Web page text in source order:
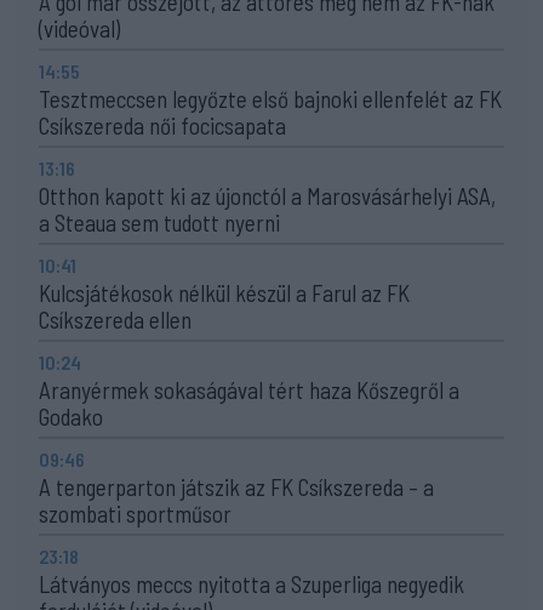
(videóval)
14:55
Tesztmeccsen legyőzte első bajnoki ellenfelét az FK
Csíkszereda női focicsapata
13:16
Otthon kapott ki az újonctól a Marosvásárhelyi ASA,
a Steaua sem tudott nyerni
10:41
Kulcsjátékosok nélkül készül a Farul az FK
Csíkszereda ellen
10:24
Aranyérmek sokaságával tért haza Kőszegről a
Godako
09:46
A tengerparton játszik az FK Csíkszereda – a
szombati sportműsor
23:18
Látványos meccs nyitotta a Szuperliga negyedik